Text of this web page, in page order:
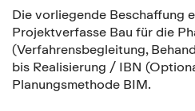
Die vorliegende Beschaffung
Projektverfasse Bau für die
(Verfahrensbegleitung,
bis Realisierung / IBN
Planungsmethode BIM.